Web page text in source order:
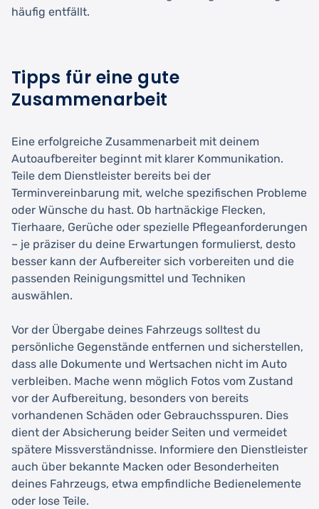
häufig entfällt.
Tipps für eine gute
Zusammenarbeit
Eine erfolgreiche Zusammenarbeit mit deinem
Autoaufbereiter beginnt mit klarer Kommunikation.
Teile dem Dienstleister bereits bei der
Terminvereinbarung mit, welche spezifischen Probleme
oder Wünsche du hast. Ob hartnäckige Flecken,
Tierhaare, Gerüche oder spezielle Pflegeanforderungen
– je präziser du deine Erwartungen formulierst, desto
besser kann der Aufbereiter sich vorbereiten und die
passenden Reinigungsmittel und Techniken
auswählen.
Vor der Übergabe deines Fahrzeugs solltest du
persönliche Gegenstände entfernen und sicherstellen,
dass alle Dokumente und Wertsachen nicht im Auto
verbleiben. Mache wenn möglich Fotos vom Zustand
vor der Aufbereitung, besonders von bereits
vorhandenen Schäden oder Gebrauchsspuren. Dies
dient der Absicherung beider Seiten und vermeidet
spätere Missverständnisse. Informiere den Dienstleister
auch über bekannte Macken oder Besonderheiten
deines Fahrzeugs, etwa empfindliche Bedienelemente
oder lose Teile.